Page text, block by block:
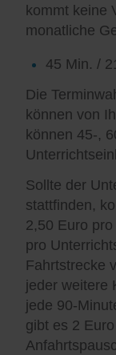
kommt keine
monatliche
45 Min. /
Die
können von
können 45-,
Sollte der
stattfinden,
2,50 Euro
pro
Fahrtstrecke
jeder weitere
jede 90-
gibt es 2